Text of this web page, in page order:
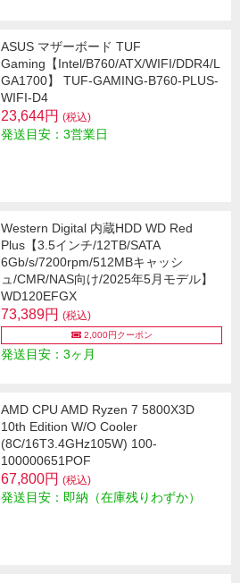
ASUS マザーボード TUF
Gaming【Intel/B760/ATX/WIFI/DDR4/L
GA1700】 TUF-GAMING-B760-PLUS-
WIFI-D4
23,644円 (税込)
発送目安：3営業日
Western Digital 内蔵HDD WD Red
Plus【3.5インチ/12TB/SATA
6Gb/s/7200rpm/512MBキャッシ
ュ/CMR/NAS向け/2025年5月モデル】
WD120EFGX
73,389円 (税込)
2,000円クーポン
発送目安：3ヶ月
AMD CPU AMD Ryzen 7 5800X3D
10th Edition W/O Cooler
(8C/16T3.4GHz105W) 100-
100000651POF
67,800円 (税込)
発送目安：即納（在庫残りわずか）